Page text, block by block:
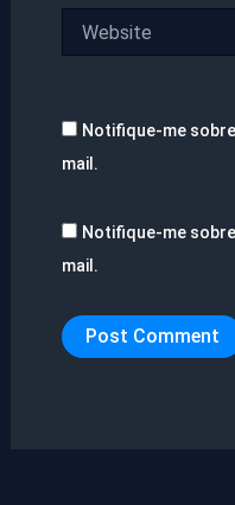
Notifique-me
mail.
Notifique-me
mail.